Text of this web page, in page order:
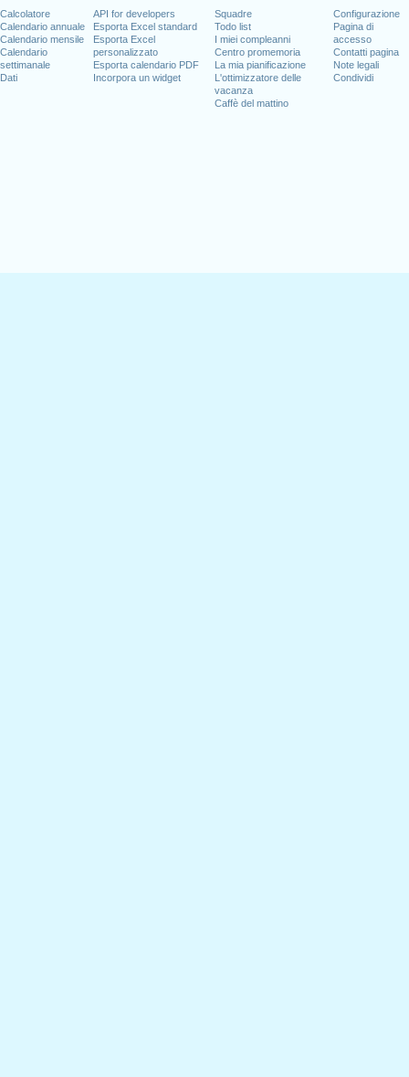
Calcolatore
Calendario annuale
Calendario mensile
Calendario
settimanale
Dati
API for developers
Esporta Excel standard
Esporta Excel
personalizzato
Esporta calendario PDF
Incorpora un widget
Squadre
Todo list
I miei compleanni
Centro promemoria
La mia pianificazione
L'ottimizzatore delle
vacanza
Caffè del mattino
Configurazione
Pagina di
accesso
Contatti pagina
Note legali
Condividi
2024
28, 2024
25, 2024